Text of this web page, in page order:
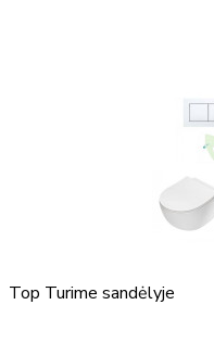
Top Turime sandėlyje